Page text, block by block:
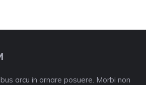
arcu in ornare posuere. Morbi non